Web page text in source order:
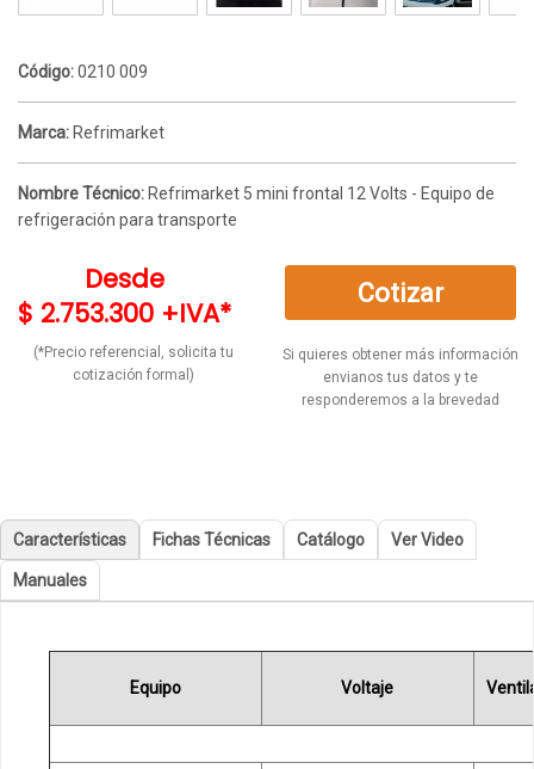
Código:0210 009
Marca: Refrimarket
Nombre Técnico: Refrimarket 5 mini frontal 12 Volts - Equipo de
refrigeración para transporte
Desde
$ 2.753.300 +IVA*
(*Precio referencial, solicita tu
cotización formal)
Cotizar
Si quieres obtener más información
envianos tus datos y te
responderemos a la brevedad
Características Fichas Técnicas Catálogo Ver Video
Manuales
Equipo Voltaje